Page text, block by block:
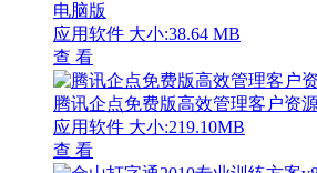
电脑版
应用软件 大小:38.64 MB
查 看
腾讯企点免费版高效管理客户资
应用软件 大小:219.10MB
查 看